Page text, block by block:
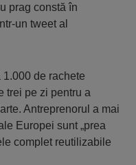
prag constă în
un tweet al
de rachete
trei pe zi pentru a
Antreprenorul a mai
Europei sunt „prea
complet reutilizabile